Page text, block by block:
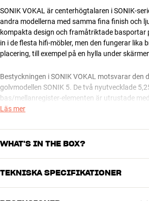
SONIK VOKAL är centerhögtalaren i SONIK-
andra modellerna med samma fina finish och
kompakta design och framåtriktade basportar
in i de flesta hifi-möbler, men den fungerar lika
placering, till exempel på en hylla under
Bestyckningen i SONIK VOKAL motsvarar den
golvmodellen SONIK 5. De två nyutvecklade
bas/mellanregister-elementen är utrustade
magnetsystem och de unika Clarity Cone-
filmeffekter vid varje ljudstyrka. Ultra-
samtidigt till att det finns gott om luft och
sammanhängande ljudbild oavsett om du
Läs mer
WHAT'S IN THE BOX?
TEKNISKA SPECIFIKATIONER